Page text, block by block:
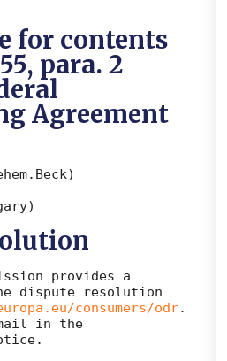
for contents
para. 2
Agreement
provides a
dispute resolution
consumers/odr.
in the